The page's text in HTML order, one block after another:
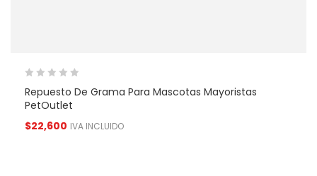
Repuesto De Grama Para Mascotas Mayoristas
PetOutlet
$22,600 IVA INCLUIDO